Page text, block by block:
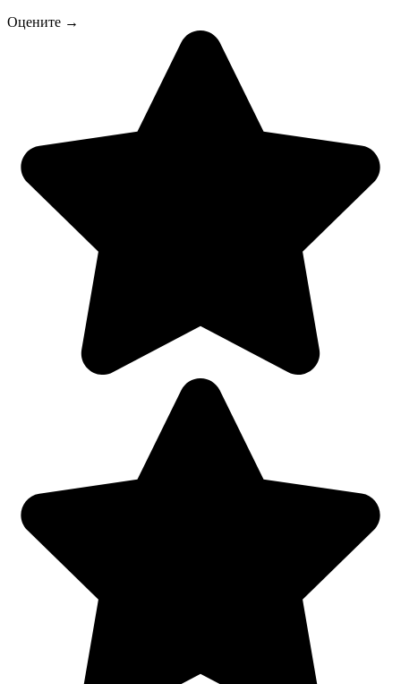
Оцените →